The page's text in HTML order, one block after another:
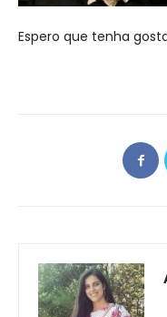
Espero que tenha